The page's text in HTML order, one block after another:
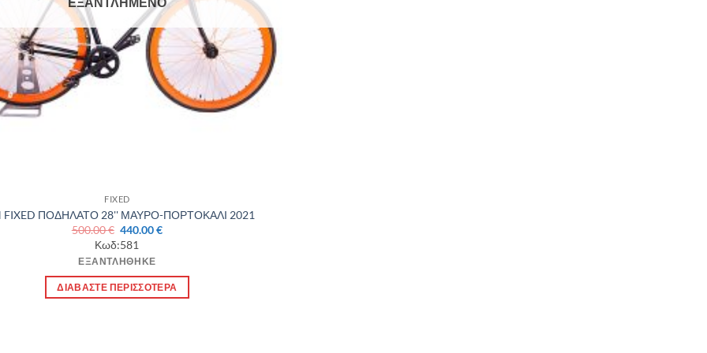
FIXED
FIXED ΠΟΔΗΛΑΤΟ 28'' ΜΑΥΡΟ-ΠΟΡΤΟΚΑΛΙ 2021
500.00€ Original
price
was:
500.00 €.
440.00€Η
440.00 €.
Κωδ:581
ΕΞΑΝΤΛΉΘΗΚΕ
ΔΙΑΒΆΣΤΕ ΠΕΡΙΣΣΌΤΕΡΑ